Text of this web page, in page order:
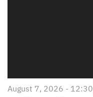
August 7, 2026 - 12:30